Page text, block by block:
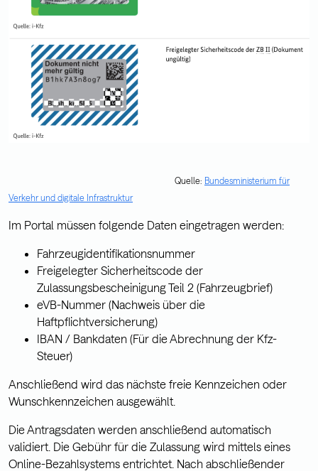
Quelle: Bundesministerium für
Verkehr und digitale Infrastruktur
Im Portal müssen folgende Daten eingetragen werden:
Fahrzeugidentifikationsnummer
Freigelegter Sicherheitscode der
Zulassungsbescheinigung Teil 2 (Fahrzeugbrief)
eVB-Nummer (Nachweis über die
Haftpflichtversicherung)
IBAN / Bankdaten (Für die Abrechnung der Kfz-
Steuer)
Anschließend wird das nächste freie Kennzeichen oder
Wunschkennzeichen ausgewählt.
Die Antragsdaten werden anschließend automatisch
validiert. Die Gebühr für die Zulassung wird mittels eines
Online-Bezahlsystems entrichtet. Nach abschließender